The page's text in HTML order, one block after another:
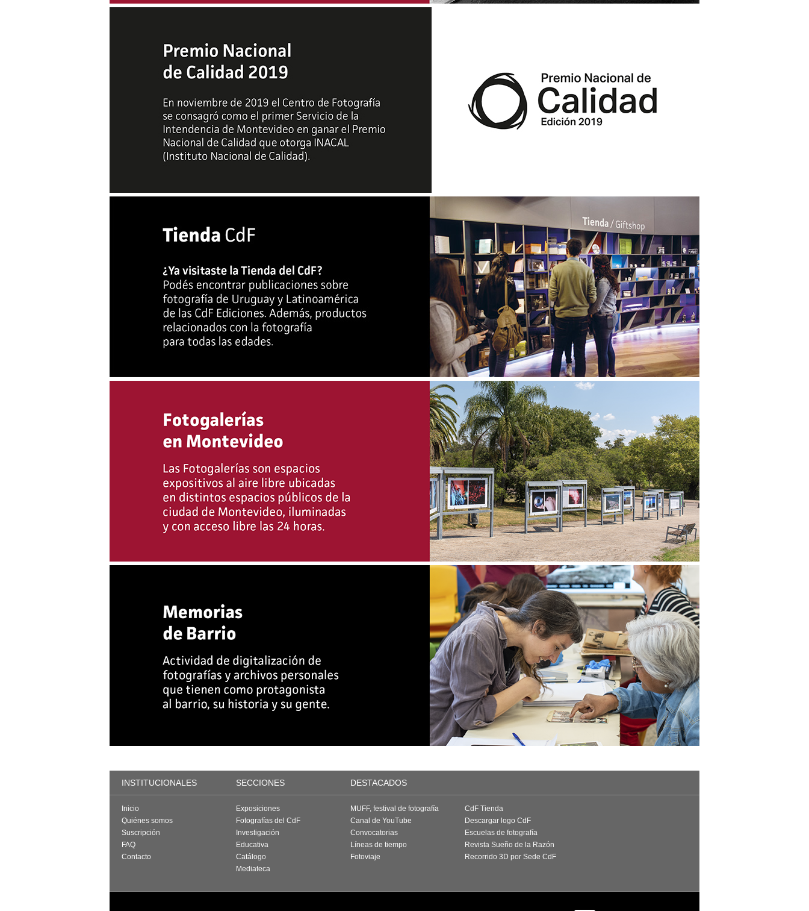
INSTITUCIONALES SECCIONES DESTACADOS
Inicio
Quiénes somos
Suscripción
FAQ
Contacto
Exposiciones
Fotografías del CdF
Investigación
Educativa
Catálogo
Mediateca
MUFF, festival de fotografía
Canal de YouTube
Convocatorias
Líneas de tiempo
Fotoviaje
CdF Tienda
Descargar logo CdF
Escuelas de fotografía
Revista Sueño de la Razón
Recorrido 3D por Sede CdF